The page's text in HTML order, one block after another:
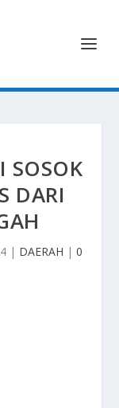
SOSOK
DARI
| DAERAH | 0